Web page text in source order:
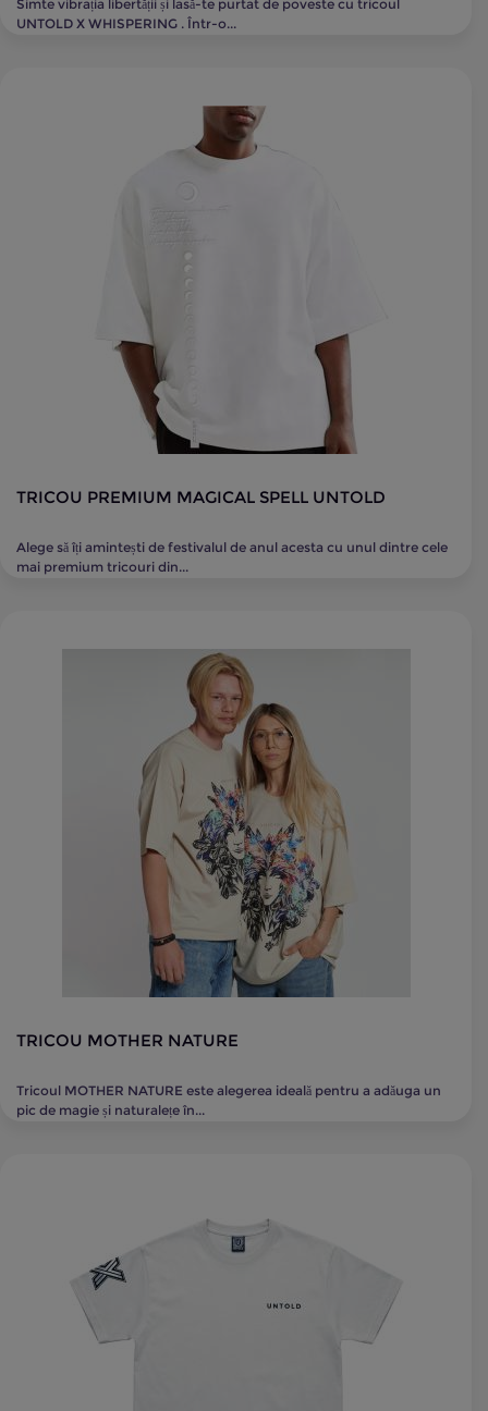
Simte vibrația libertății și lasă-te purtat de poveste cu tricoul
UNTOLD X WHISPERING . Într-o...
TRICOU PREMIUM MAGICAL SPELL UNTOLD
Alege să îți amintești de festivalul de anul acesta cu unul dintre cele
mai premium tricouri din...
TRICOU MOTHER NATURE
Tricoul MOTHER NATURE este alegerea ideală pentru a adăuga un
pic de magie și naturalețe în...